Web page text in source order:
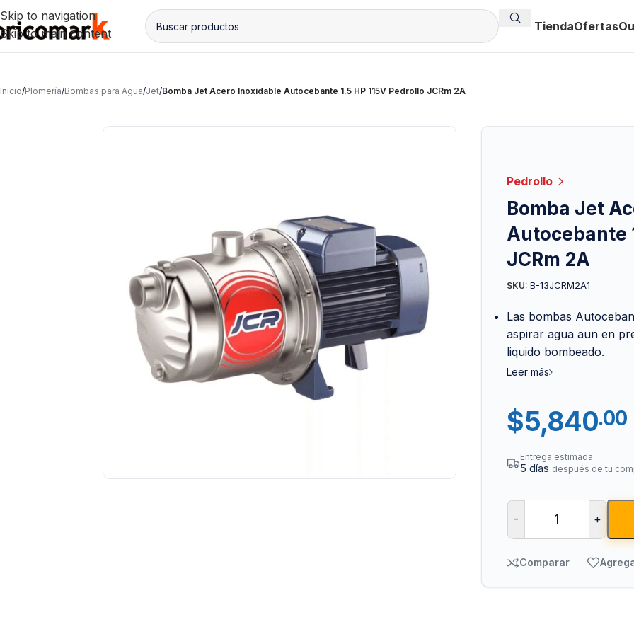
Skip to navigation
Skip to main content
Tienda
Tuberías y
Sistemas Contra
Acero Galvanizado
CPVC
Ofertas
Inicio/Plomería/Bombas para Agua/Jet/Bomba Jet Acero Inoxidable Autocebante 1.5 HP 115V Pedrollo JCRm 2A
Pedrollo
Bomba Jet
Autocebante
JCRm 2A
SKU: B-13JCRM2A1
Las bombas
aspirar agua aun en
liquido bombeado.
Leer más
$5,840.00
Entrega estimada
5 días después de tu
- +
Comparar